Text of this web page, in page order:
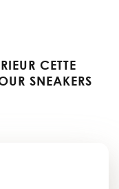
CETTE
SNEAKERS